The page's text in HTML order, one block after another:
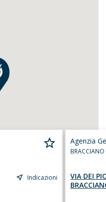
Indicazioni
Agenzia
VIA DEI